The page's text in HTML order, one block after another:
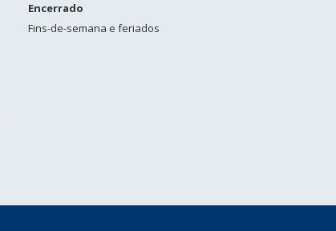
Encerrado
Fins-de-semana e feriados